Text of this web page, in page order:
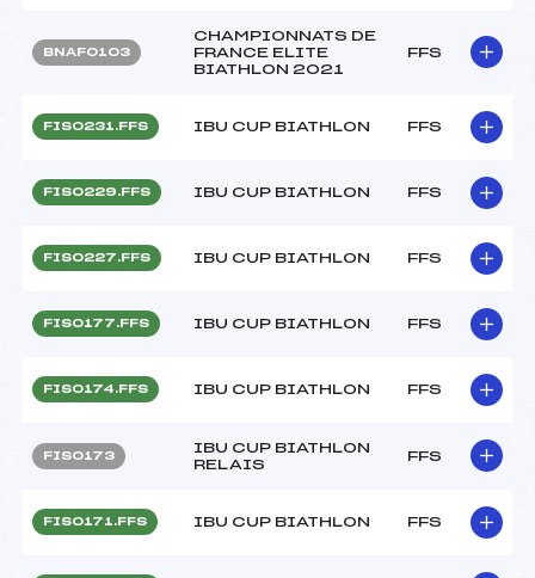
BNAF0103
CHAMPIONNATS DE
FRANCE ELITE
BIATHLON 2021
FFS
FIS0231.FFS IBU CUP BIATHLON FFS
FIS0229.FFS IBU CUP BIATHLON FFS
FIS0227.FFS IBU CUP BIATHLON FFS
FIS0177.FFS IBU CUP BIATHLON FFS
FIS0174.FFS IBU CUP BIATHLON FFS
FIS0173
IBU CUP BIATHLON
RELAIS
FFS
FIS0171.FFS IBU CUP BIATHLON FFS